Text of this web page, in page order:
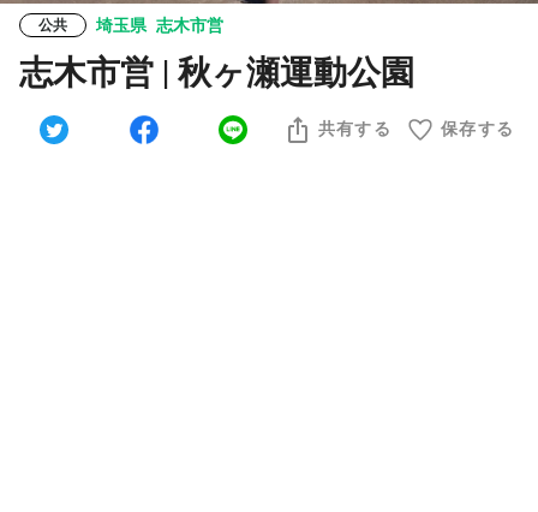
公共 埼玉県 志木市営
志木市営 | 秋ヶ瀬運動公園
共有する 保存する